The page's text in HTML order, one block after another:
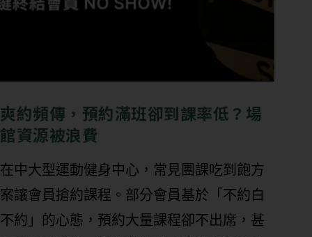
爽約頻傳，預約滿班卻到課率低？場
館資源被浪費
在中大型運動健身中心，常見團課吃到飽方
案讓會員搶約課程。部分會員基於「不約白
不約」的心態，預約大量課程卻不出席，甚